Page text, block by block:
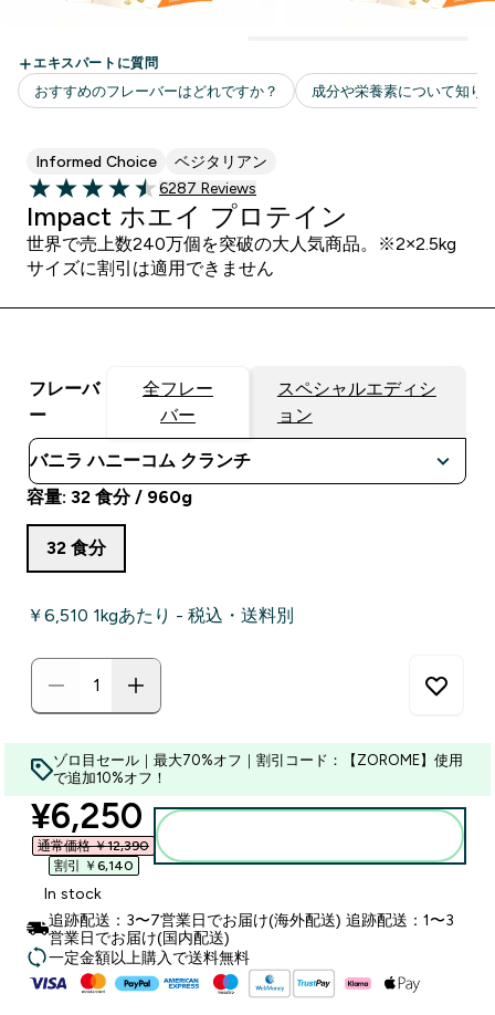
Informed Choice ベジタリアン
4.48 out of 5 stars
6287 ＋件の口コミ
6287 Reviews
Impact ホエイ プロテイン
世界で売上数240万個を突破の大人気商品。※2×2.5kg
サイズに割引は適用できません
フレーバ
ー
全フレー
バー
スペシャルエディシ
ョン
容量: 32 食分 / 960g
32 食分
￥6,510‎ 1kgあたり - 税込・送料別
ゾロ目セール｜最大70%オフ｜割引コード：【ZOROME】使用
で追加10%オフ！
discounted price
¥6,250‎
通常価格 ￥12,390‎
割引 ￥6,140‎
In stock
追跡配送：3〜7営業日でお届け(海外配送) 追跡配送：1〜3
営業日でお届け(国内配送)
一定金額以上購入で送料無料